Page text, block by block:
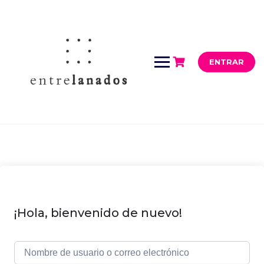
ENTRAR
¡Hola, bienvenido de nuevo!